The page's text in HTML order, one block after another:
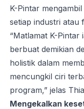
K-Pintar
setiap industri atau
“Matlamat K-
berbuat demikian
holistik dalam
mencungkil ciri
program,” jelas
Mengekalkan